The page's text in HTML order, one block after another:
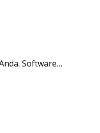
Software…